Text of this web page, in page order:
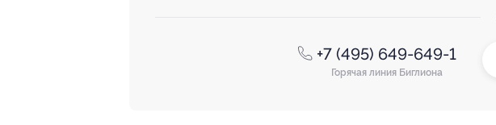
+7 (495) 649-649-1
Горячая линия Биглиона